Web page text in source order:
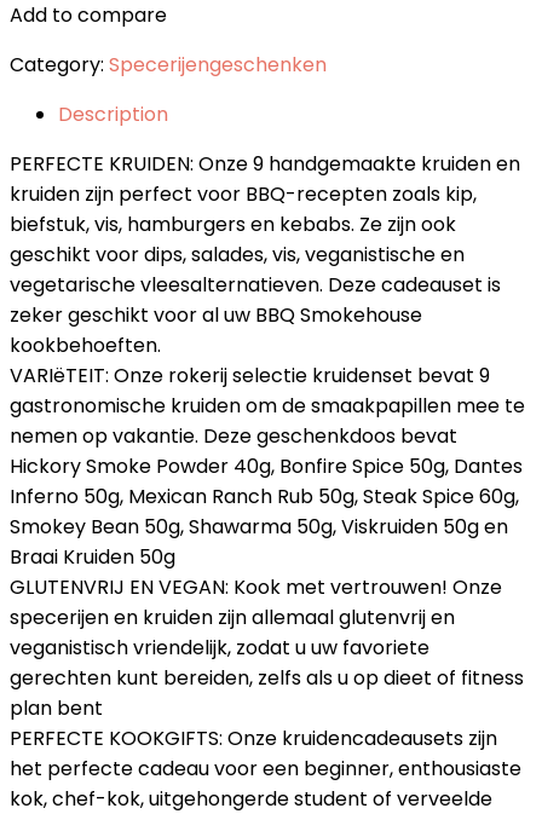
Add to compare
Category: Specerijengeschenken
Description
PERFECTE KRUIDEN: Onze 9 handgemaakte kruiden en
kruiden zijn perfect voor BBQ-recepten zoals kip,
biefstuk, vis, hamburgers en kebabs. Ze zijn ook
geschikt voor dips, salades, vis, veganistische en
vegetarische vleesalternatieven. Deze cadeauset is
zeker geschikt voor al uw BBQ Smokehouse
kookbehoeften.
VARIëTEIT: Onze rokerij selectie kruidenset bevat 9
gastronomische kruiden om de smaakpapillen mee te
nemen op vakantie. Deze geschenkdoos bevat
Hickory Smoke Powder 40g, Bonfire Spice 50g, Dantes
Inferno 50g, Mexican Ranch Rub 50g, Steak Spice 60g,
Smokey Bean 50g, Shawarma 50g, Viskruiden 50g en
Braai Kruiden 50g
GLUTENVRIJ EN VEGAN: Kook met vertrouwen! Onze
specerijen en kruiden zijn allemaal glutenvrij en
veganistisch vriendelijk, zodat u uw favoriete
gerechten kunt bereiden, zelfs als u op dieet of fitness
plan bent
PERFECTE KOOKGIFTS: Onze kruidencadeausets zijn
het perfecte cadeau voor een beginner, enthousiaste
kok, chef-kok, uitgehongerde student of verveelde